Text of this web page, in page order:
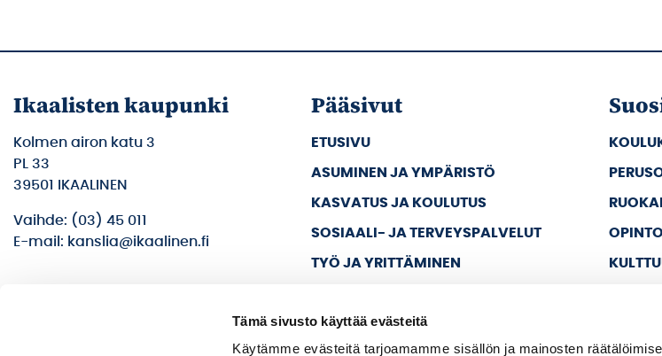
Tämä sivusto käyttää evästeitä
Käytämme evästeitä tarjoamamme sisällön ja mainosten
Ikaalisten kaupunki
Kolmen airon katu 3
PL 33
39501 IKAALINEN
Vaihde: (03) 45 011
E-mail: kanslia@ikaalinen.fi
Pääsivut
ETUSIVU
ASUMINEN JA YMPÄRISTÖ
KASVATUS JA KOULUTUS
SOSIAALI- JA TERVEYSPALVELUT
TYÖ JA YRITTÄMINEN
KAUPUNKI JA HALLINTO